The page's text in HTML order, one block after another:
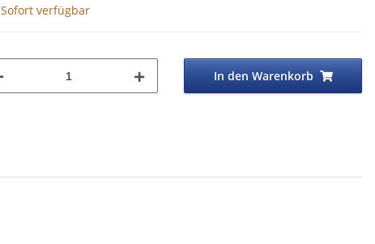
Sofort verfügbar
In den Warenkorb